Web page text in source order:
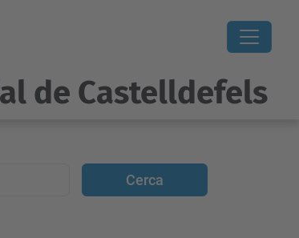
de Castelldefels